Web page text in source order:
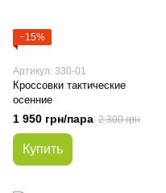
−15%
Артикул: 330-01
Кроссовки тактические
осенние
1 950 грн/пара 2 300 грн
Купить